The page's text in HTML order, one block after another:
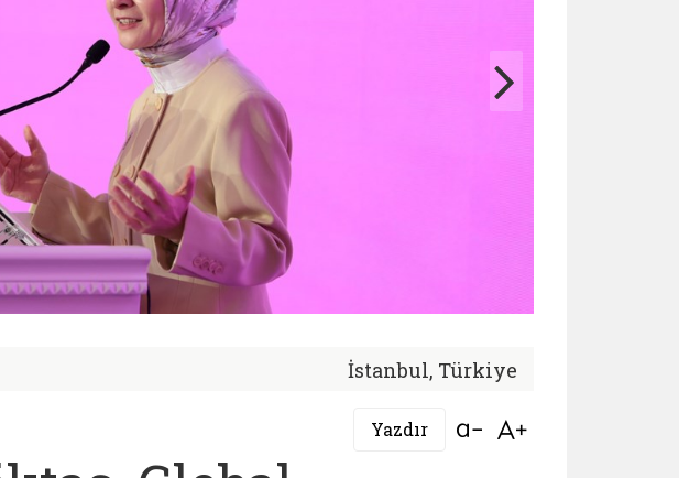
İstanbul, Türkiye
Yazdır Bağlantıyı aç